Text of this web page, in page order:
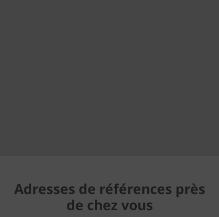
Adresses de références près
de chez vous